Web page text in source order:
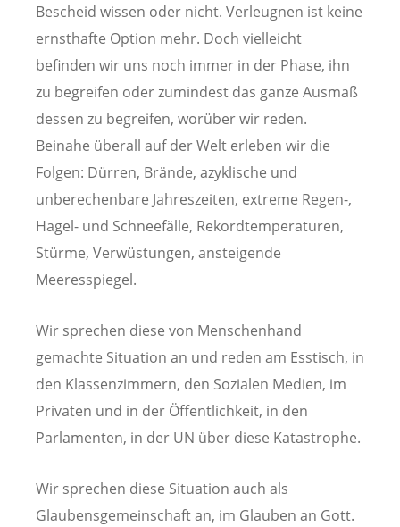
Bescheid wissen oder nicht. Verleugnen ist keine
ernsthafte Option mehr. Doch vielleicht
befinden wir uns noch immer in der Phase, ihn
zu begreifen oder zumindest das ganze Ausmaß
dessen zu begreifen, worüber wir reden.
Beinahe überall auf der Welt erleben wir die
Folgen: Dürren, Brände, azyklische und
unberechenbare Jahreszeiten, extreme Regen-,
Hagel- und Schneefälle, Rekordtemperaturen,
Stürme, Verwüstungen, ansteigende
Meeresspiegel.
Wir sprechen diese von Menschenhand
gemachte Situation an und reden am Esstisch, in
den Klassenzimmern, den Sozialen Medien, im
Privaten und in der Öffentlichkeit, in den
Parlamenten, in der UN über diese Katastrophe.
Wir sprechen diese Situation auch als
Glaubensgemeinschaft an, im Glauben an Gott.